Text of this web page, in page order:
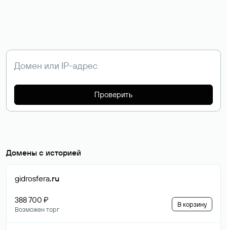
Проверить
Домены с историей
gidrosfera.ru
388 700 ₽
Возможен торг
В корзину